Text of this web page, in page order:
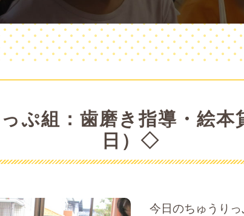
ぷ組：歯磨き指導・絵本
日）◇
今日のちゅうり